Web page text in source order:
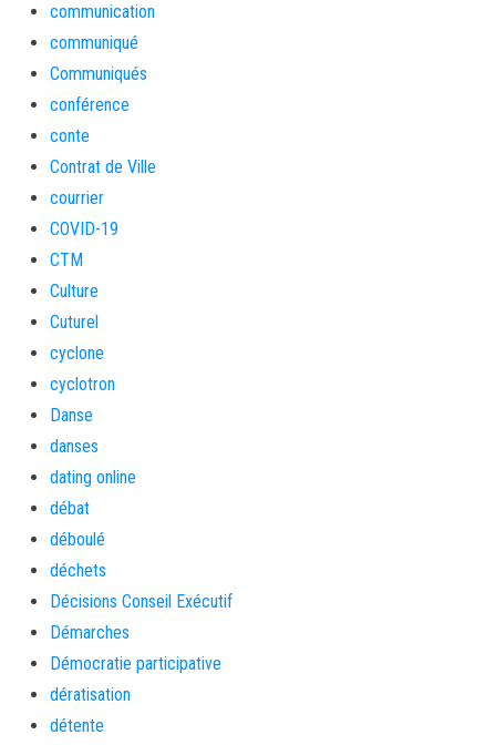
communication
communiqué
Communiqués
conférence
conte
Contrat de Ville
courrier
COVID-19
CTM
Culture
Cuturel
cyclone
cyclotron
Danse
danses
dating online
débat
déboulé
déchets
Décisions Conseil Exécutif
Démarches
Démocratie participative
dératisation
détente